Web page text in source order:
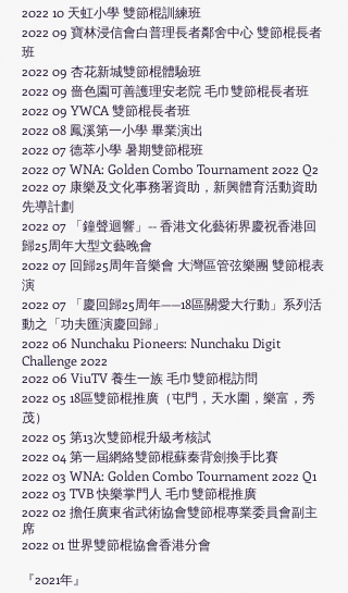
2022 10 天虹小學 雙節棍訓練班
2022 09 寶林浸信會白普理長者鄰舍中心 雙節棍長者
班
2022 09 杏花新城雙節棍體驗班
2022 09 嗇色園可善護理安老院 毛巾雙節棍長者班
2022 09 YWCA雙節棍長者班
2022 08 鳳溪第一小學 畢業演出
2022 07 德萃小學 暑期雙節棍班
2022 07WNA: Golden Combo Tournament 2022 Q2
2022 07 康樂及文化事務署資助，新興體育活動資助
先導計劃
2022 07 「鐘聲迴響」-- 香港文化藝術界慶祝香港回
歸25周年大型文藝晚會
2022 07 回歸25周年音樂會 大灣區管弦樂團 雙節棍表
演
2022 07 「慶回歸25周年——18區關愛大行動」系列活
動之「功夫匯演慶回歸」
2022 06 Nunchaku Pioneers: Nunchaku Digit
Challenge 2022
2022 06 ViuTV 養生一族 毛巾雙節棍訪問
2022 05 18區雙節棍推廣（屯門，天水圍，樂富，秀
茂）
2022 05 第13次雙節棍升級考核試
2022 04 第一屆網絡雙節棍蘇秦背劍換手比賽
2022 03 WNA: Golden Combo Tournament 2022 Q1
2022 03 TVB 快樂掌門人 毛巾雙節棍推廣
2022 02 擔任廣東省武術協會雙節棍專業委員會副主
席
2022 01 世界雙節棍協會香港分會
『2021年』